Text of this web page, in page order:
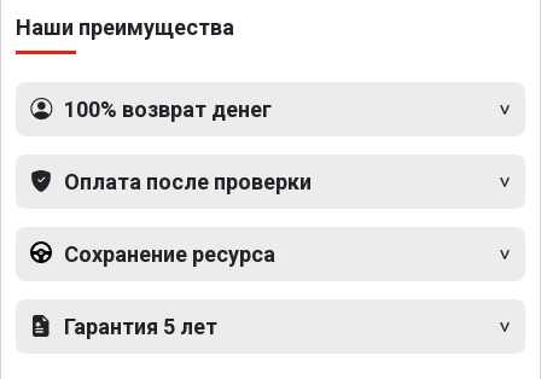
Наши преимущества
100% возврат денег
Оплата после проверки
Сохранение ресурса
Гарантия 5 лет